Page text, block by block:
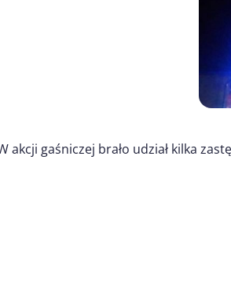
gaśniczej brało udział kilka